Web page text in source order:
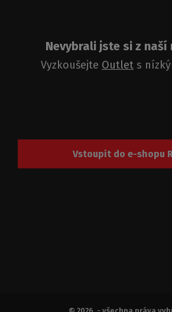
Nevybrali jste si z naší
Vyzkoušejte Outlet s
Vstoupit do e-shopu